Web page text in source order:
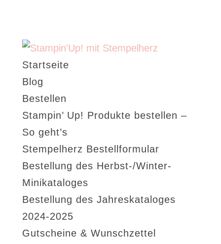
Startseite
Blog
Bestellen
Stampin’ Up! Produkte bestellen –
So geht’s
Stempelherz Bestellformular
Bestellung des Herbst-/Winter-
Minikataloges
Bestellung des Jahreskataloges
2024-2025
Gutscheine & Wunschzettel